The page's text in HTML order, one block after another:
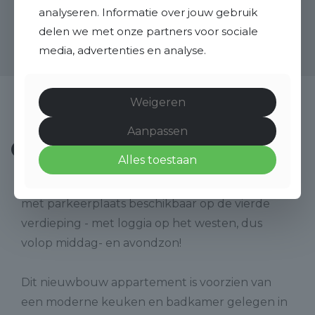
Omschrijving
met parkeerplaats beschikbaar op de vierde
verdieping - met loggia op het westen, dus
volop middag- en avondzon!
Dit nieuwbouw appartement is voorzien van
een moderne keuken en badkamer gelegen in
analyseren. Informatie over jouw gebruik
delen we met onze partners voor sociale
media, advertenties en analyse.
Weigeren
Aanpassen
Alles toestaan